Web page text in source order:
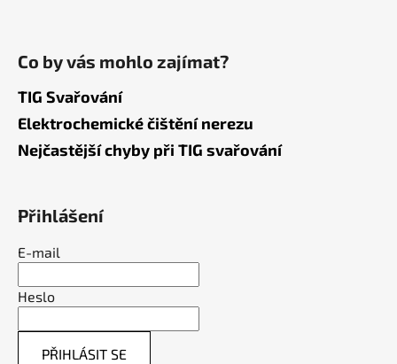
Co by vás mohlo zajímat?
TIG Svařování
Elektrochemické čištění nerezu
Nejčastější chyby při TIG svařování
Přihlášení
E-mail
Heslo
PŘIHLÁSIT SE